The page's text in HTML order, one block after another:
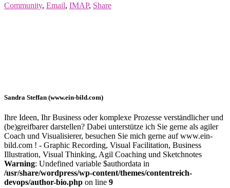
Community, Email, IMAP, Share
Sandra Steffan (www.ein-bild.com)
Ihre Ideen, Ihr Business oder komplexe Prozesse verständlicher und
(be)greifbarer darstellen? Dabei unterstütze ich Sie gerne als agiler
Coach und Visualisierer, besuchen Sie mich gerne auf www.ein-
bild.com ! - Graphic Recording, Visual Facilitation, Business
Illustration, Visual Thinking, Agil Coaching und Sketchnotes
Warning: Undefined variable $authordata in
/usr/share/wordpress/wp-content/themes/contentreich-
devops/author-bio.php on line 9